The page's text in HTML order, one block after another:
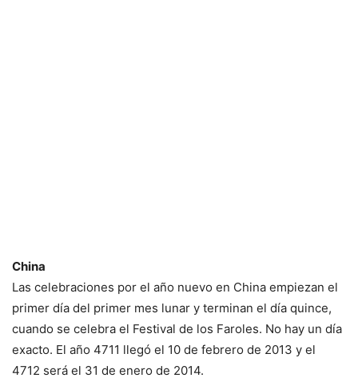
China
Las celebraciones por el año nuevo en China empiezan el
primer día del primer mes lunar y terminan el día quince,
cuando se celebra el Festival de los Faroles. No hay un día
exacto. El año 4711 llegó el 10 de febrero de 2013 y el
4712 será el 31 de enero de 2014.